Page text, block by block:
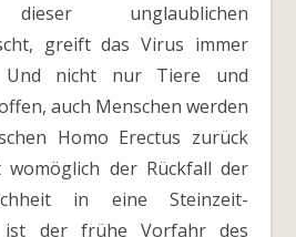
dieser unglaublichen
greift das Virus immer
nicht nur Tiere und
auch Menschen werden
Homo Erectus zurück
womöglich der Rückfall der
in eine Steinzeit-
ist der frühe Vorfahr des